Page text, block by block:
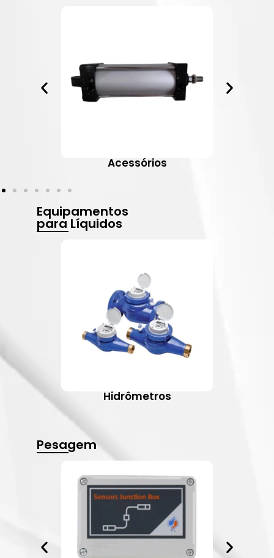
Acessórios
Equipamentos
para Líquidos
Hidrômetros
Pesagem